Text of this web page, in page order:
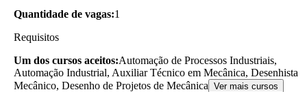
Quantidade de vagas:1
Requisitos
Um dos cursos aceitos:Automação de Processos Industriais,
Automação Industrial, Auxiliar Técnico em Mecânica, Desenhista
Mecânico, Desenho de Projetos de Mecânica Ver mais cursos